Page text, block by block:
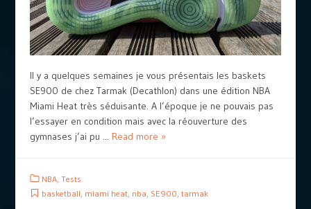
Il y a quelques semaines je vous présentais les baskets
SE900 de chez Tarmak (Decathlon) dans une édition NBA
Miami Heat très séduisante. A l’époque je ne pouvais pas
l’essayer en condition mais avec la réouverture des
gymnases j’ai pu ... Read more »
NBA, Tests
basketball miami heat, nba SE900 tarmak